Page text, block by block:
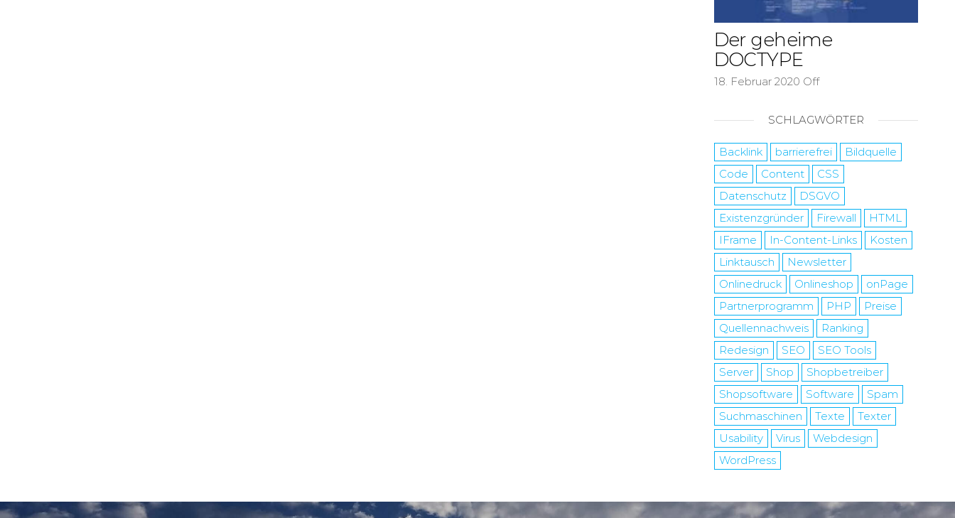
Der geheime
DOCTYPE
18. Februar 2020 Off
SCHLAGWÖRTER
Backlink barrierefrei
Bildquelle
Code
Content
CSS
Datenschutz
DSGVO
Existenzgründer
Firewall
HTML
IFrame
In-Content-Links
Kosten
Linktausch
Newsletter
Onlinedruck
Onlineshop
onPage
Partnerprogramm
PHP
Preise
Quellennachweis
Ranking
Redesign
SEO
SEO Tools
Server
Shop
Shopbetreiber
Shopsoftware
Software
Spam
Suchmaschinen
Texte
Texter
Usability
Virus
Webdesign
WordPress